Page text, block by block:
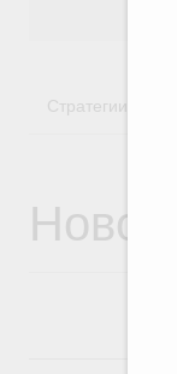
Стратегии